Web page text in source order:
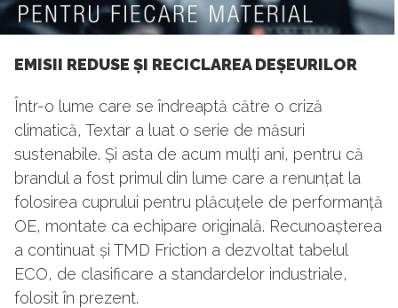
EMISII REDUSE ȘI RECICLAREA DEȘEURILOR
Într-o lume care se îndreaptă către o criză
climatică, Textar a luat o serie de măsuri
sustenabile. Și asta de acum mulți ani, pentru că
brandul a fost primul din lume care a renunțat la
folosirea cuprului pentru plăcuțele de performanță
OE, montate ca echipare originală. Recunoașterea
a continuat și TMD Friction a dezvoltat tabelul
ECO, de clasificare a standardelor industriale,
folosit în prezent.